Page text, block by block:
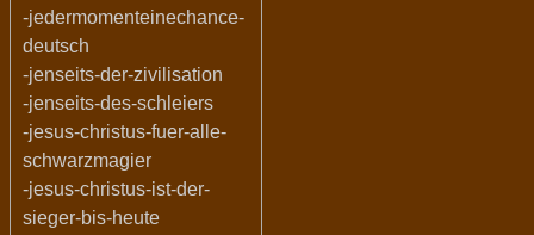
-jedermomenteinechance-
deutsch
-jenseits-der-zivilisation
-jenseits-des-schleiers
-jesus-christus-fuer-alle-
schwarzmagier
-jesus-christus-ist-der-
sieger-bis-heute